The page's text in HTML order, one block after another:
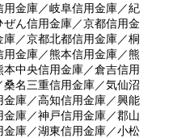
用金庫／岐阜信用金庫／紀
ん信用金庫／京都信用金
／京都北都信用金庫／桐
金庫／熊本信用金庫／熊
中央信用金庫／倉吉信用
名三重信用金庫／気仙沼
庫／高知信用金庫／興能
庫／神戸信用金庫／郡山
庫／湖東信用金庫／小松